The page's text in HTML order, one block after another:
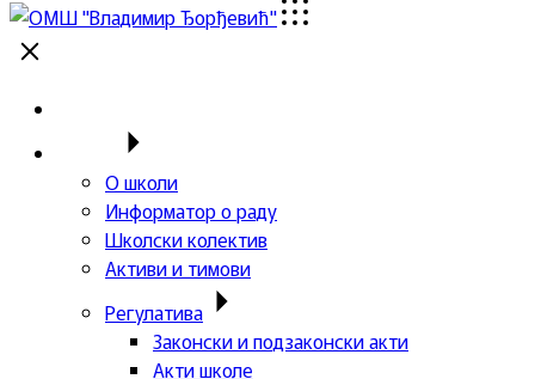
О школи
Информатор о раду
Школски колектив
Активи и тимови
Регулатива
Законски и подзаконски акти
Акти школе